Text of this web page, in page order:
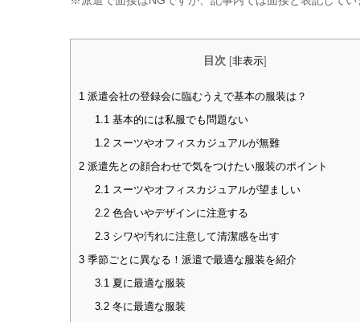
目次 [非表示]
1 派遣会社の登録会に臨むうえで基本の服装は？
1.1基本的には私服でも問題ない
1.2スーツやオフィスカジュアルが無難
2 派遣先との顔合わせで気をつけたい服装のポイント
2.1スーツやオフィスカジュアルが望ましい
2.2色合いやデザインに注意する
2.3シワや汚れに注意して清潔感を出す
3 季節ごとに異なる！派遣で最適な服装を紹介
3.1夏に最適な服装
3.2冬に最適な服装